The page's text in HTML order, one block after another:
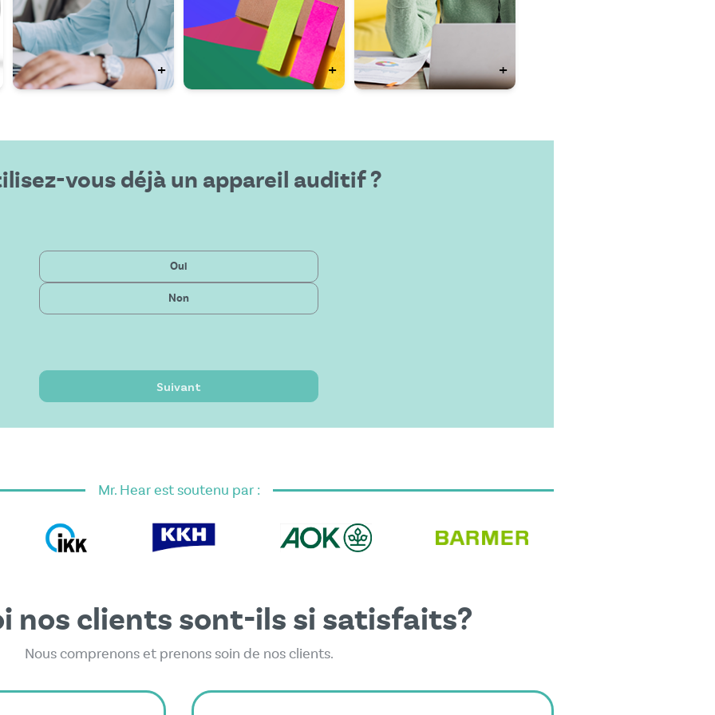
+ + +
vous déjà un appareil auditif ?
Oui
Non
Suivant
Privé
Public
Dernière technologie
Solution abordable
générales.
Ce formulaire est protégé par reCAPTCHA - la
Politique
de confidentialité de Google
Mr. Hear est soutenu par :
nos clients sont-ils si satisfaits?
Nous comprenons et prenons soin de nos clients.